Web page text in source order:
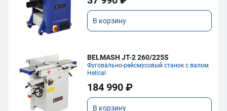
В корзину
BELMASH JT-2 260/225S
Фуговально-рейсмусовый станок с валом
Helical
184 990 ₽
В корзину